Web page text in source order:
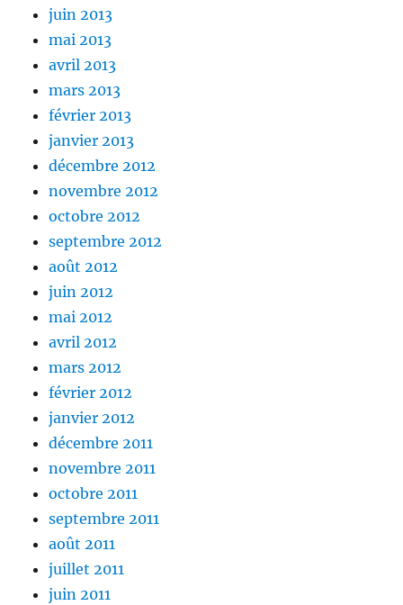
juin 2013
mai 2013
avril 2013
mars 2013
février 2013
janvier 2013
décembre 2012
novembre 2012
octobre 2012
septembre 2012
août 2012
juin 2012
mai 2012
avril 2012
mars 2012
février 2012
janvier 2012
décembre 2011
novembre 2011
octobre 2011
septembre 2011
août 2011
juillet 2011
juin 2011